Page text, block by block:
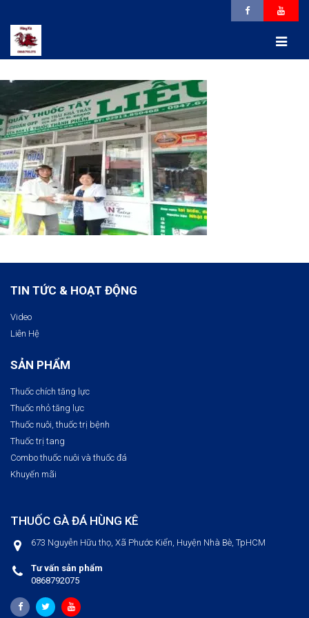
TIN TỨC & HOẠT ĐỘNG
Video
Liên Hệ
SẢN PHẨM
Thuốc chích tăng lực
Thuốc nhỏ tăng lực
Thuốc nuôi, thuốc trị bệnh​
Thuốc trị tang
Combo thuốc nuôi và thuốc đá
Khuyến mãi
THUỐC GÀ ĐÁ HÙNG KÊ
673 Nguyễn Hữu thọ, Xã Phước Kiển, Huyện Nhà Bè, TpHCM
Tư vấn sản phẩm
0868792075